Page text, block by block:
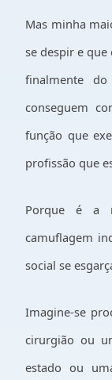
Mas minha
se despir e
finalmente
conseguem
função que
profissão que
Porque é a
camuflagem
social se
Imagine-se
cirurgião ou
estado ou